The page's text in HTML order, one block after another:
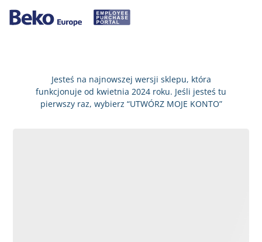
Jesteś na najnowszej wersji sklepu, która
funkcjonuje od kwietnia 2024 roku. Jeśli jesteś tu
pierwszy raz, wybierz “UTWÓRZ MOJE KONTO”